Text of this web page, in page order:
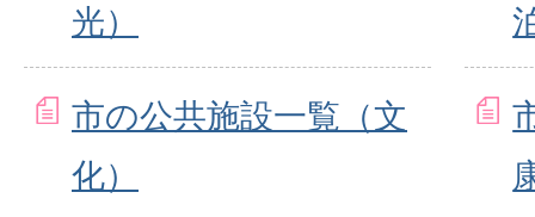
光）
市の公共施設一覧（文
化）